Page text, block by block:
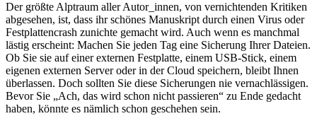
Der größte Alptraum aller Autor_innen, von vernichtenden Kritiken
abgesehen, ist, dass ihr schönes Manuskript durch einen Virus oder
Festplattencrash zunichte gemacht wird. Auch wenn es manchmal
lästig erscheint: Machen Sie jeden Tag eine Sicherung Ihrer Dateien.
Ob Sie sie auf einer externen Festplatte, einem USB-Stick, einem
eigenen externen Server oder in der Cloud speichern, bleibt Ihnen
überlassen. Doch sollten Sie diese Sicherungen nie vernachlässigen.
Bevor Sie „Ach, das wird schon nicht passieren“ zu Ende gedacht
haben, könnte es nämlich schon geschehen sein.